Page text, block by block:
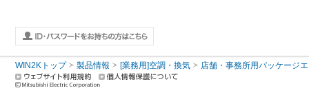
WIN2Kトップ 製品情報 [業務用]空調・換気 店舗・事務所用パッケージ